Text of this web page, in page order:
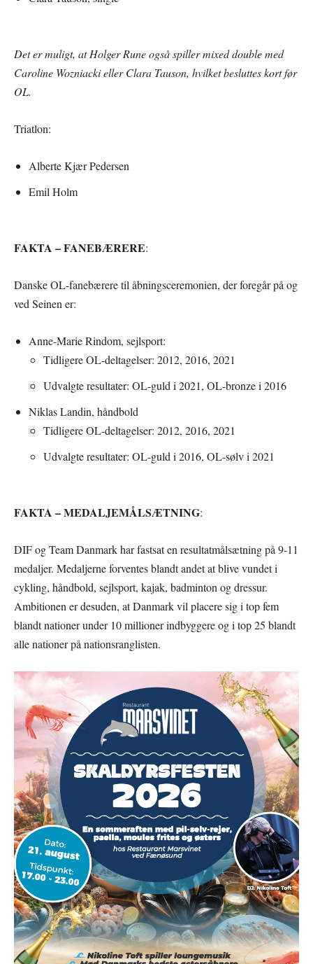
Det er muligt, at Holger Rune også spiller mixed double med
Caroline Wozniacki eller Clara Tauson, hvilket besluttes kort før
OL.
Triatlon:
Alberte Kjær Pedersen
Emil Holm
FAKTA – FANEBÆRERE:
Danske OL-fanebærere til åbningsceremonien, der foregår på og
ved Seinen er:
Anne-Marie Rindom, sejlsport:
Tidligere OL-deltagelser: 2012, 2016, 2021
Udvalgte resultater: OL-guld i 2021, OL-bronze i 2016
Niklas Landin, håndbold
Tidligere OL-deltagelser: 2012, 2016, 2021
Udvalgte resultater: OL-guld i 2016, OL-sølv i 2021
FAKTA – MEDALJEMÅLSÆTNING:
DIF og Team Danmark har fastsat en resultatmålsætning på 9-11
medaljer. Medaljerne forventes blandt andet at blive vundet i
cykling, håndbold, sejlsport, kajak, badminton og dressur.
Ambitionen er desuden, at Danmark vil placere sig i top fem
blandt nationer under 10 millioner indbyggere og i top 25 blandt
alle nationer på nationsranglisten.